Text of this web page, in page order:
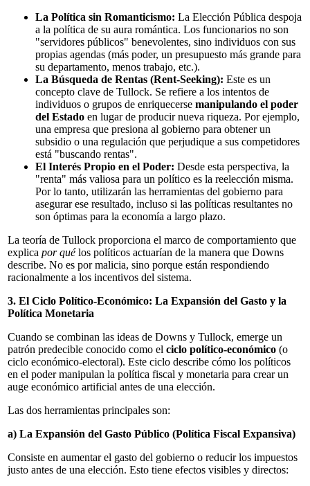
La Política sin Romanticismo: La Elección Pública despoja
a la política de su aura romántica. Los funcionarios no son
"servidores públicos" benevolentes, sino individuos con sus
propias agendas (más poder, un presupuesto más grande para
su departamento, menos trabajo, etc.).
La Búsqueda de Rentas (Rent-Seeking): Este es un
concepto clave de Tullock. Se refiere a los intentos de
individuos o grupos de enriquecerse manipulando el poder
del Estado en lugar de producir nueva riqueza. Por ejemplo,
una empresa que presiona al gobierno para obtener un
subsidio o una regulación que perjudique a sus competidores
está "buscando rentas".
El Interés Propio en el Poder: Desde esta perspectiva, la
"renta" más valiosa para un político es la reelección misma.
Por lo tanto, utilizarán las herramientas del gobierno para
asegurar ese resultado, incluso si las políticas resultantes no
son óptimas para la economía a largo plazo.
La teoría de Tullock proporciona el marco de comportamiento que
explica por quélos políticos actuarían de la manera que Downs
describe. No es por malicia, sino porque están respondiendo
racionalmente a los incentivos del sistema.
3. El Ciclo Político-Económico: La Expansión del Gasto y la
Política Monetaria
Cuando se combinan las ideas de Downs y Tullock, emerge un
patrón predecible conocido como el ciclo político-económico (o
ciclo económico-electoral). Este ciclo describe cómo los políticos
en el poder manipulan la política fiscal y monetaria para crear un
auge económico artificial antes de una elección.
Las dos herramientas principales son:
a) La Expansión del Gasto Público (Política Fiscal Expansiva)
Consiste en aumentar el gasto del gobierno o reducir los impuestos
justo antes de una elección. Esto tiene efectos visibles y directos: